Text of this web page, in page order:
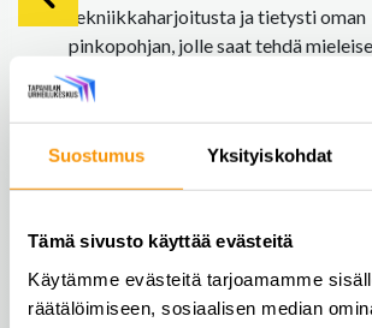
Suostumus Yksityiskohdat
Tämä sivusto käyttää evästeitä
Käytämme evästeitä tarjoamamme
räätälöimiseen, sosiaalisen median
tekniikkaharjoitusta ja tietysti oman
pinkopohjan, jolle saat tehdä
luomuksen. Vietetään
rento hetki maalauksen parissa ja
uutta, hauskoja tekniikoita sekä
maalausvälineiden käyttöä.
maksimiryhmäkoko on 20 osallistujaa.
Kysy lisää tai pyydä tarjousta